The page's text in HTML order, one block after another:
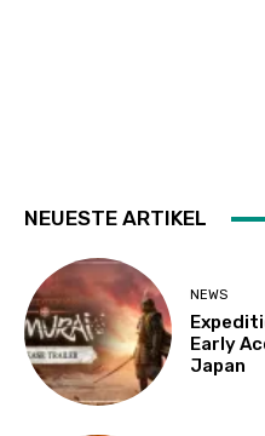
NEUESTE ARTIKEL
NEWS
Early
Japan